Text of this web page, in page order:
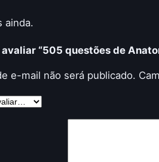
ainda.
“505 questões de
e-mail não será publicado.